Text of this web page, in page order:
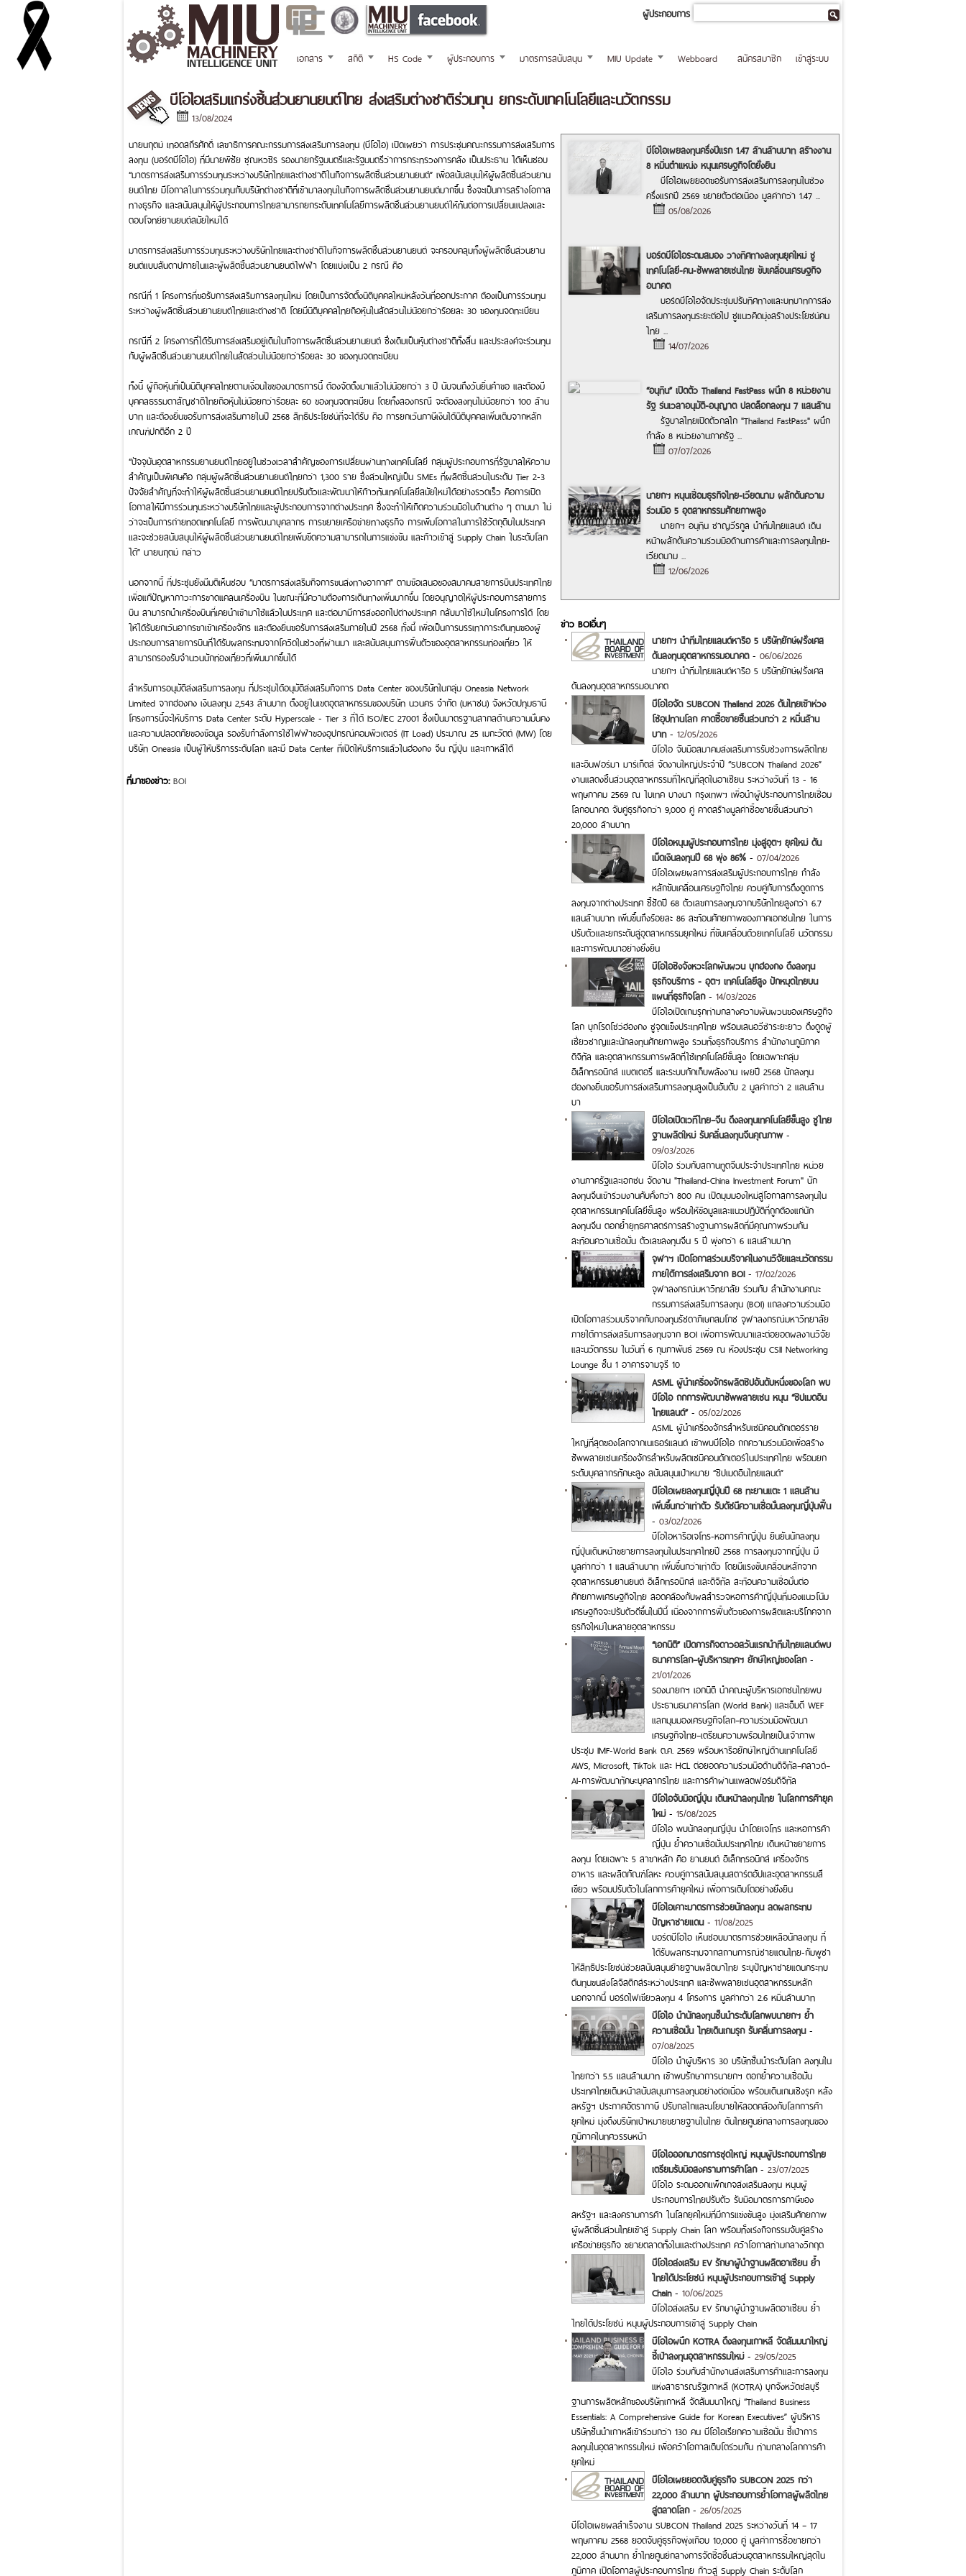
ผู้ประกอบการ
เอกสาร สถิติ HS Code ผู้ประกอบการ มาตรการสนับสนุน MIU Update Webboard เข้าสู่ระบบ
สมัครสมาชิก
บีโอไอเสริมแกร่งชิ้นส่วนยานยนต์ไทย ส่งเสริมต่างชาติร่วมทุน ยกระดับเทคโนโลยีและนวัตกรรม
13/08/2024
นายนฤตม์ เทอดสถีรศักดิ์ เลขาธิการคณะกรรมการส่งเสริมการลงทุน (บีโอไอ) เปิดเผยว่า การประชุมคณะกรรมการส่งเสริมการ
ลงทุน (บอร์ดบีโอไอ) ที่มีนายพิชัย ชุณหวชิร รองนายกรัฐมนตรีและรัฐมนตรีว่าการกระทรวงการคลัง เป็นประธาน ได้เห็นชอบ
“มาตรการส่งเสริมการร่วมทุนระหว่างบริษัทไทยและต่างชาติในกิจการผลิตชิ้นส่วนยานยนต์” เพื่อสนับสนุนให้ผู้ผลิตชิ้นส่วนยาน
ยนต์ไทย มีโอกาสในการร่วมทุนกับบริษัทต่างชาติที่เข้ามาลงทุนในกิจการผลิตชิ้นส่วนยานยนต์มากขึ้น ซึ่งจะเป็นการสร้างโอกาส
ทางธุรกิจ และสนับสนุนให้ผู้ประกอบการไทยสามารถยกระดับเทคโนโลยีการผลิตชิ้นส่วนยานยนต์ให้ทันต่อการเปลี่ยนแปลงและ
ตอบโจทย์ยานยนต์สมัยใหม่ได้
มาตรการส่งเสริมการร่วมทุนระหว่างบริษัทไทยและต่างชาติในกิจการผลิตชิ้นส่วนยานยนต์ จะครอบคลุมทั้งผู้ผลิตชิ้นส่วนยาน
ยนต์แบบสันดาปภายในและผู้ผลิตชิ้นส่วนยานยนต์ไฟฟ้า โดยแบ่งเป็น 2 กรณี คือ
กรณีที่ 1 โครงการที่ขอรับการส่งเสริมการลงทุนใหม่ โดยเป็นการจัดตั้งนิติบุคคลใหม่หลังวันที่ออกประกาศ ต้องเป็นการร่วมทุน
ระหว่างผู้ผลิตชิ้นส่วนยานยนต์ไทยและต่างชาติ โดยมีนิติบุคคลไทยถือหุ้นในสัดส่วนไม่น้อยกว่าร้อยละ 30 ของทุนจดทะเบียน
กรณีที่ 2 โครงการที่ได้รับการส่งเสริมอยู่เดิมในกิจการผลิตชิ้นส่วนยานยนต์ ซึ่งเดิมเป็นหุ้นต่างชาติทั้งสิ้น และประสงค์จะร่วมทุน
กับผู้ผลิตชิ้นส่วนยานยนต์ไทยในสัดส่วนไม่น้อยกว่าร้อยละ 30 ของทุนจดทะเบียน
ทั้งนี้ ผู้ถือหุ้นที่เป็นนิติบุคคลไทยตามเงื่อนไขของมาตรการนี้ ต้องจัดตั้งมาแล้วไม่น้อยกว่า 3 ปี นับจนถึงวันยื่นคำขอ และต้องมี
บุคคลธรรมดาสัญชาติไทยถือหุ้นไม่น้อยกว่าร้อยละ 60 ของทุนจดทะเบียน โดยทั้งสองกรณี จะต้องลงทุนไม่น้อยกว่า 100 ล้าน
บาท และต้องยื่นขอรับการส่งเสริมภายในปี 2568 สิทธิประโยชน์ที่จะได้รับ คือ การยกเว้นภาษีเงินได้นิติบุคคลเพิ่มเติมจากหลัก
เกณฑ์ปกติอีก 2 ปี
“ปัจจุบันอุตสาหกรรมยานยนต์ไทยอยู่ในช่วงเวลาสำคัญของการเปลี่ยนผ่านทางเทคโนโลยี กลุ่มผู้ประกอบการที่รัฐบาลให้ความ
สำคัญเป็นพิเศษคือ กลุ่มผู้ผลิตชิ้นส่วนยานยนต์ไทยกว่า 1,300 ราย ซึ่งส่วนใหญ่เป็น SMEs ที่ผลิตชิ้นส่วนในระดับ Tier 2-3
ปัจจัยสำคัญที่จะทำให้ผู้ผลิตชิ้นส่วนยานยนต์ไทยปรับตัวและพัฒนาให้ก้าวทันเทคโนโลยีสมัยใหม่ได้อย่างรวดเร็ว คือการเปิด
โอกาสให้มีการร่วมทุนระหว่างบริษัทไทยและผู้ประกอบการจากต่างประเทศ ซึ่งจะทำให้เกิดความร่วมมือในด้านต่าง ๆ ตามมา ไม่
ว่าจะเป็นการถ่ายทอดเทคโนโลยี การพัฒนาบุคลากร การขยายเครือข่ายทางธุรกิจ การเพิ่มโอกาสในการใช้วัตถุดิบในประเทศ
และจะช่วยสนับสนุนให้ผู้ผลิตชิ้นส่วนยานยนต์ไทยเพิ่มขีดความสามารถในการแข่งขัน และก้าวเข้าสู่ Supply Chain ในระดับโลก
ได้” นายนฤตม์ กล่าว
นอกจากนี้ ที่ประชุมยังมีมติเห็นชอบ “มาตรการส่งเสริมกิจการขนส่งทางอากาศ” ตามข้อเสนอของสมาคมสายการบินประเทศไทย
เพื่อแก้ปัญหาภาวะการขาดแคลนเครื่องบิน ในขณะที่มีความต้องการเดินทางเพิ่มมากขึ้น โดยอนุญาตให้ผู้ประกอบการสายการ
บิน สามารถนำเครื่องบินที่เคยนำเข้ามาใช้แล้วในประเทศ และต่อมามีการส่งออกไปต่างประเทศ กลับมาใช้ใหม่ในโครงการได้ โดย
ให้ได้รับยกเว้นอากรขาเข้าเครื่องจักร และต้องยื่นขอรับการส่งเสริมภายในปี 2568 ทั้งนี้ เพื่อเป็นการบรรเทาภาระต้นทุนของผู้
ประกอบการสายการบินที่ได้รับผลกระทบจากโควิดในช่วงที่ผ่านมา และสนับสนุนการฟื้นตัวของอุตสาหกรรมท่องเที่ยว ให้
สามารถรองรับจำนวนนักท่องเที่ยวที่เพิ่มมากขึ้นได้
สำหรับการอนุมัติส่งเสริมการลงทุน ที่ประชุมได้อนุมัติส่งเสริมกิจการ Data Center ของบริษัทในกลุ่ม Oneasia Network
Limited จากฮ่องกง เงินลงทุน 2,543 ล้านบาท ตั้งอยู่ในเขตอุตสาหกรรมของบริษัท นวนคร จำกัด (มหาชน) จังหวัดปทุมธานี
โครงการนี้จะให้บริการ Data Center ระดับ Hyperscale - Tier 3 ที่ได้ ISO/IEC 27001 ซึ่งเป็นมาตรฐานสากลด้านความมั่นคง
และความปลอดภัยของข้อมูล รองรับกำลังการใช้ไฟฟ้าของอุปกรณ์คอมพิวเตอร์ (IT Load) ประมาณ 25 เมกะวัตต์ (MW) โดย
บริษัท Oneasia เป็นผู้ให้บริการระดับโลก และมี Data Center ที่เปิดให้บริการแล้วในฮ่องกง จีน ญี่ปุ่น และเกาหลีใต้
ที่มาของข่าว: BOI
บีโอไอเผยลงทุนครึ่งปีแรก 1.47 ล้านล้านบาท สร้างงาน
8 หมื่นตำแหน่ง หนุนเศรษฐกิจโตยั่งยืน
บีโอไอเผยยอดขอรับการส่งเสริมการลงทุนในช่วง
ครึ่งแรกปี 2569 ขยายตัวต่อเนื่อง มูลค่ากว่า 1.47 ...
05/08/2026
บอร์ดบีโอไอระดมสมอง วางทิศทางลงทุนยุคใหม่ ชู
เทคโนโลยี-คน-ซัพพลายเชนไทย ขับเคลื่อนเศรษฐกิจ
อนาคต
บอร์ดบีโอไอจัดประชุมปรับทิศทางและบทบาทการส่ง
เสริมการลงทุนระยะต่อไป ชูแนวคิดมุ่งสร้างประโยชน์คน
ไทย ...
14/07/2026
“อนุทิน” เปิดตัว Thailand FastPass ผนึก 8 หน่วยงาน
รัฐ ร่นเวลาอนุมัติ-อนุญาต ปลดล็อกลงทุน 7 แสนล้าน
รัฐบาลไทยเปิดตัวกลไก "Thailand FastPass" ผนึก
กำลัง 8 หน่วยงานภาครัฐ ...
07/07/2026
นายกฯ หนุนเชื่อมธุรกิจไทย-เวียดนาม ผลักดันความ
ร่วมมือ 5 อุตสาหกรรมศักยภาพสูง
นายกฯ อนุทิน ชาญวีรกูล นำทีมไทยแลนด์ เดิน
หน้าผลักดันความร่วมมือด้านการค้าและการลงทุนไทย-
เวียดนาม ...
12/06/2026
ข่าว BOIอื่นๆ
นายกฯ นำทีมไทยแลนด์หารือ 5 บริษัทยักษ์ฝรั่งเศส
ดันลงทุนอุตสาหกรรมอนาคต- 06/06/2026
นายกฯ นำทีมไทยแลนด์หารือ 5 บริษัทยักษ์ฝรั่งเศส
ดันลงทุนอุตสาหกรรมอนาคต
บีโอไอจัด SUBCON Thailand 2026 ดันไทยเข้าห่วง
โซ่อุปทานโลก คาดซื้อขายชิ้นส่วนกว่า 2 หมื่นล้าน
บาท- 12/05/2026
บีโอไอ จับมือสมาคมส่งเสริมการรับช่วงการผลิตไทย
และอินฟอร์มา มาร์เก็ตส์ จัดงานใหญ่ประจำปี “SUBCON Thailand 2026”
งานแสดงชิ้นส่วนอุตสาหกรรมที่ใหญ่ที่สุดในอาเซียน ระหว่างวันที่ 13 - 16
พฤษภาคม 2569 ณ ไบเทค บางนา กรุงเทพฯ เพื่อนำผู้ประกอบการไทยเชื่อม
โลกอนาคต จับคู่ธุรกิจกว่า 9,000 คู่ คาดสร้างมูลค่าซื้อขายชิ้นส่วนกว่า
20,000 ล้านบาท
บีโอไอหนุนผู้ประกอบการไทย มุ่งสู่อุตฯ ยุคใหม่ ดัน
เม็ดเงินลงทุนปี 68 พุ่ง 86% - 07/04/2026
บีโอไอเผยผลการส่งเสริมผู้ประกอบการไทย กำลัง
หลักขับเคลื่อนเศรษฐกิจไทย ควบคู่กับการดึงดูดการ
ลงทุนจากต่างประเทศ ชี้ชัดปี 68 ตัวเลขการลงทุนจากบริษัทไทยสูงกว่า 6.7
แสนล้านบาท เพิ่มขึ้นถึงร้อยละ 86 สะท้อนศักยภาพของภาคเอกชนไทย ในการ
ปรับตัวและยกระดับสู่อุตสาหกรรมยุคใหม่ ที่ขับเคลื่อนด้วยเทคโนโลยี นวัตกรรม
และการพัฒนาอย่างยั่งยืน
บีโอไอชิงจังหวะโลกผันผวน บุกฮ่องกง ดึงลงทุน
ธุรกิจบริการ - อุตฯ เทคโนโลยีสูง ปักหมุดไทยบน
แผนที่ธุรกิจโลก- 14/03/2026
บีโอไอเปิดเกมรุกท่ามกลางความผันผวนของเศรษฐกิจ
โลก บุกโรดโชว์ฮ่องกง ชูจุดแข็งประเทศไทย พร้อมเสนอวีซ่าระยะยาว ดึงดูดผู้
เชี่ยวชาญและนักลงทุนศักยภาพสูง รวมทั้งธุรกิจบริการ สำนักงานภูมิภาค
ดิจิทัล และอุตสาหกรรมการผลิตที่ใช้เทคโนโลยีขั้นสูง โดยเฉพาะกลุ่ม
อิเล็กทรอนิกส์ แบตเตอรี่ และระบบกักเก็บพลังงาน เผยปี 2568 นักลงทุน
ฮ่องกงยื่นขอรับการส่งเสริมการลงทุนสูงเป็นอันดับ 2 มูลค่ากว่า 2 แสนล้าน
บา
บีโอไอเปิดเวทีไทย–จีน ดึงลงทุนเทคโนโลยีขั้นสูง ชูไทย
ฐานผลิตใหม่ รับคลื่นลงทุนจีนคุณภาพ-
09/03/2026
บีโอไอ ร่วมกับสถานทูตจีนประจำประเทศไทย หน่วย
งานภาครัฐและเอกชน จัดงาน "Thailand-China Investment Forum" นัก
ลงทุนจีนเข้าร่วมงานคับคั่งกว่า 800 คน เปิดมุมมองใหม่สู่โอกาสการลงทุนใน
อุตสาหกรรมเทคโนโลยีขั้นสูง พร้อมให้ข้อมูลและแนวปฏิบัติที่ถูกต้องแก่นัก
ลงทุนจีน ตอกย้ำยุทธศาสตร์การสร้างฐานการผลิตที่มีคุณภาพร่วมกัน
สะท้อนความเชื่อมั่น ตัวเลขลงทุนจีน 5 ปี พุ่งกว่า 6 แสนล้านบาท
จุฬาฯ เปิดโอกาสร่วมบริจาคในงานวิจัยและนวัตกรรม
ภายใต้การส่งเสริมจาก BOI- 17/02/2026
จุฬาลงกรณ์มหาวิทยาลัย ร่วมกับ สำนักงานคณะ
กรรมการส่งเสริมการลงทุน (BOI) แถลงความร่วมมือ
เปิดโอกาสร่วมบริจาคกับกองทุนรัชดาภิเษกสมโภช จุฬาลงกรณ์มหาวิทยาลัย
ภายใต้การส่งเสริมการลงทุนจาก BOI เพื่อการพัฒนาและต่อยอดผลงานวิจัย
และนวัตกรรม ในวันที่ 6 กุมภาพันธ์ 2569 ณ ห้องประชุม CSII Networking
Lounge ชั้น 1 อาคารจามจุรี 10
ASML ผู้นำเครื่องจักรผลิตชิปอันดับหนึ่งของโลก พบ
บีโอไอ ถกการพัฒนาซัพพลายเชน หนุน “ชิปเมดอิน
ไทยแลนด์”- 05/02/2026
ASML ผู้นำเครื่องจักรสำหรับเซมิคอนดักเตอร์ราย
ใหญ่ที่สุดของโลกจากเนเธอร์แลนด์ เข้าพบบีโอไอ ถกความร่วมมือเพื่อสร้าง
ซัพพลายเชนเครื่องจักรสำหรับผลิตเซมิคอนดักเตอร์ในประเทศไทย พร้อมยก
ระดับบุคลากรทักษะสูง สนับสนุนเป้าหมาย “ชิปเมดอินไทยแลนด์”
บีโอไอเผยลงทุนญี่ปุ่นปี 68 ทะยานแตะ 1 แสนล้าน
เพิ่มขึ้นกว่าเท่าตัว รับดัชนีความเชื่อมั่นลงทุนญี่ปุ่นฟื้น
- 03/02/2026
บีโอไอหารือเจโทร-หอการค้าญี่ปุ่น ยืนยันนักลงทุน
ญี่ปุ่นเดินหน้าขยายการลงทุนในประเทศไทยปี 2568 การลงทุนจากญี่ปุ่น มี
มูลค่ากว่า 1 แสนล้านบาท เพิ่มขึ้นกว่าเท่าตัว โดยมีแรงขับเคลื่อนหลักจาก
อุตสาหกรรมยานยนต์ อิเล็กทรอนิกส์ และดิจิทัล สะท้อนความเชื่อมั่นต่อ
ศักยภาพเศรษฐกิจไทย สอดคล้องกับผลสำรวจหอการค้าญี่ปุ่นที่มองแนวโน้ม
เศรษฐกิจจะปรับตัวดีขึ้นในปีนี้ เนื่องจากการฟื้นตัวของการผลิตและบริโภคจาก
ธุรกิจใหม่ในหลายอุตสาหกรรม
“เอกนิติ” เปิดภารกิจดาวอสวันแรกนำทีมไทยแลนด์พบ
ธนาคารโลก–ผู้บริหารเทคฯ ยักษ์ใหญ่ของโลก-
21/01/2026
รองนายกฯ เอกนิติ นำคณะผู้บริหารเอกชนไทยพบ
ประธานธนาคารโลก (World Bank) และเอ็มดี WEF
แลกมุมมองเศรษฐกิจโลก–ความร่วมมือพัฒนา
เศรษฐกิจไทย–เตรียมความพร้อมไทยเป็นเจ้าภาพ
ประชุม IMF-World Bank ต.ค. 2569 พร้อมหารือยักษ์ใหญ่ด้านเทคโนโลยี
AWS, Microsoft, TikTok และ HCL ต่อยอดความร่วมมือด้านดิจิทัล–คลาวด์–
AI-การพัฒนาทักษะบุคลากรไทย และการค้าผ่านแพลตฟอร์มดิจิทัล
บีโอไอจับมือญี่ปุ่น เดินหน้าลงทุนไทย ในโลกการค้ายุค
ใหม่- 15/08/2025
บีโอไอ พบนักลงทุนญี่ปุ่น นำโดยเจโทร และหอการค้า
ญี่ปุ่น ย้ำความเชื่อมั่นประเทศไทย เดินหน้าขยายการ
ลงทุน โดยเฉพาะ 5 สาขาหลัก คือ ยานยนต์ อิเล็กทรอนิกส์ เครื่องจักร
อาหาร และผลิตภัณฑ์โลหะ ควบคู่การสนับสนุนสตาร์ตอัปและอุตสาหกรรมสี
เขียว พร้อมปรับตัวในโลกการค้ายุคใหม่ เพื่อการเติบโตอย่างยั่งยืน
บีโอไอเคาะมาตรการช่วยนักลงทุน ลดผลกระทบ
ปัญหาชายแดน- 11/08/2025
บอร์ดบีโอไอ เห็นชอบมาตรการช่วยเหลือนักลงทุน ที่
ได้รับผลกระทบจากสถานการณ์ชายแดนไทย-กัมพูชา
ให้สิทธิประโยชน์ช่วยสนับสนุนย้ายฐานผลิตมาไทย ระบุปัญหาชายแดนกระทบ
ต้นทุนขนส่งโลจิสติกส์ระหว่างประเทศ และซัพพลายเชนอุตสาหกรรมหลัก
นอกจากนี้ บอร์ดไฟเขียวลงทุน 4 โครงการ มูลค่ากว่า 2.6 หมื่นล้านบาท
บีโอไอ นำนักลงทุนชั้นนำระดับโลกพบนายกฯ ย้ำ
ความเชื่อมั่น ไทยเดินเกมรุก รับคลื่นการลงทุน-
07/08/2025
บีโอไอ นำผู้บริหาร 30 บริษัทชั้นนำระดับโลก ลงทุนใน
ไทยกว่า 5.5 แสนล้านบาท เข้าพบรักษาการนายกฯ ตอกย้ำความเชื่อมั่น
ประเทศไทยเดินหน้าสนับสนุนการลงทุนอย่างต่อเนื่อง พร้อมเดินเกมเชิงรุก หลัง
สหรัฐฯ ประกาศอัตราภาษี ปรับกลไกและนโยบายให้สอดคล้องกับโลกการค้า
ยุคใหม่ มุ่งดึงบริษัทเป้าหมายขยายฐานในไทย ดันไทยศูนย์กลางการลงทุนของ
ภูมิภาคในทศวรรษหน้า
บีโอไอออกมาตรการชุดใหญ่ หนุนผู้ประกอบการไทย
เตรียมรับมือสงครามการค้าโลก- 23/07/2025
บีโอไอ ระดมออกแพ็กเกจส่งเสริมลงทุน หนุนผู้
ประกอบการไทยปรับตัว รับมือมาตรการภาษีของ
สหรัฐฯ และสงครามการค้า ในโลกยุคใหม่ที่มีการแข่งขันสูง มุ่งเสริมศักยภาพ
ผู้ผลิตชิ้นส่วนไทยเข้าสู่ Supply Chain โลก พร้อมทั้งเร่งกิจกรรมจับคู่สร้าง
เครือข่ายธุรกิจ ขยายตลาดทั้งในและต่างประเทศ คว้าโอกาสท่ามกลางวิกฤต
บีโอไอส่งเสริม EV รักษาผู้นำฐานผลิตอาเซียน ย้ำ
ไทยได้ประโยชน์ หนุนผู้ประกอบการเข้าสู่ Supply
Chain- 10/06/2025
บีโอไอส่งเสริม EV รักษาผู้นำฐานผลิตอาเซียน ย้ำ
ไทยได้ประโยชน์ หนุนผู้ประกอบการเข้าสู่ Supply Chain
บีโอไอผนึก KOTRA ดึงลงทุนเกาหลี จัดสัมมนาใหญ่
ชี้เป้าลงทุนอุตสาหกรรมใหม่- 29/05/2025
บีโอไอ ร่วมกับสำนักงานส่งเสริมการค้าและการลงทุน
แห่งสาธารณรัฐเกาหลี (KOTRA) บุกจังหวัดชลบุรี
ฐานการผลิตหลักของบริษัทเกาหลี จัดสัมมนาใหญ่ “Thailand Business
Essentials: A Comprehensive Guide for Korean Executives” ผู้บริหาร
บริษัทชั้นนำเกาหลีเข้าร่วมกว่า 130 คน บีโอไอเรียกความเชื่อมั่น ชี้เป้าการ
ลงทุนในอุตสาหกรรมใหม่ เพื่อคว้าโอกาสเติบโตร่วมกัน ท่ามกลางโลกการค้า
ยุคใหม่
บีโอไอเผยยอดจับคู่ธุรกิจ SUBCON 2025 กว่า
22,000 ล้านบาท ผู้ประกอบการย้ำโอกาสผู้ผลิตไทย
สู่ตลาดโลก- 26/05/2025
บีโอไอเผยผลสำเร็จงาน SUBCON Thailand 2025 ระหว่างวันที่ 14 – 17
พฤษภาคม 2568 ยอดจับคู่ธุรกิจพุ่งเกือบ 10,000 คู่ มูลค่าการซื้อขายกว่า
22,000 ล้านบาท ย้ำไทยศูนย์กลางการจัดซื้อชิ้นส่วนอุตสาหกรรมใหญ่สุดใน
ภูมิภาค เปิดโอกาสผู้ประกอบการไทย ก้าวสู่ Supply Chain ระดับโลก